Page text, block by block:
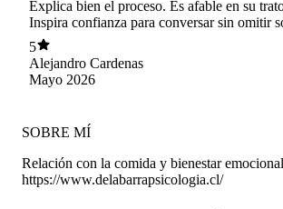
Explica bien el proceso. Es afable en su
Inspira confianza para conversar sin omitir
los problemas nutricionales personales.
5
Alejandro Cardenas
Mayo 2026
SOBRE MÍ
Relación con la comida y bienestar
https://www.delabarrapsicologia.cl/